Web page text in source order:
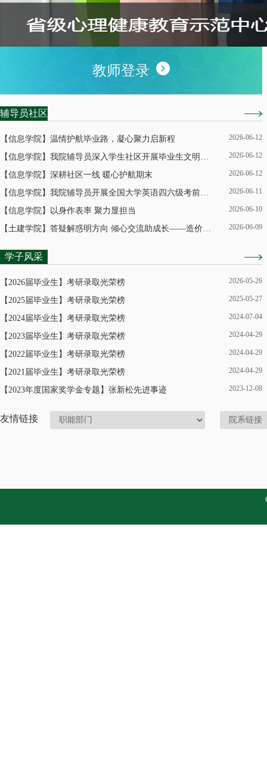
教师登录
辅导员社区
【信息学院】温情护航毕业路，凝心聚力启新程 2026-06-12
【信息学院】我院辅导员深入学生社区开展毕业生文明离校教育活动 2026-06-12
【信息学院】深耕社区一线 暖心护航期末 2026-06-12
【信息学院】我院辅导员开展全国大学英语四六级考前诚信教育 2026-06-11
【信息学院】以身作表率 聚力显担当 2026-06-10
【土建学院】答疑解惑明方向 倾心交流助成长——造价3233班导师座 2026-06-09
学子风采
【2026届毕业生】考研录取光荣榜 2026-05-26
【2025届毕业生】考研录取光荣榜 2025-05-27
【2024届毕业生】考研录取光荣榜 2024-07-04
【2023届毕业生】考研录取光荣榜 2024-04-29
【2022届毕业生】考研录取光荣榜 2024-04-29
【2021届毕业生】考研录取光荣榜 2024-04-29
【2023年度国家奖学金专题】张新松先进事迹 2023-12-08
友情链接